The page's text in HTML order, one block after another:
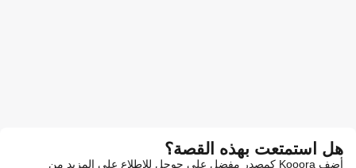
هل استمتعت بهذه القصة؟
أضف Kooora كمصدر مفضل على جوجل للاطلاع على المزيد من